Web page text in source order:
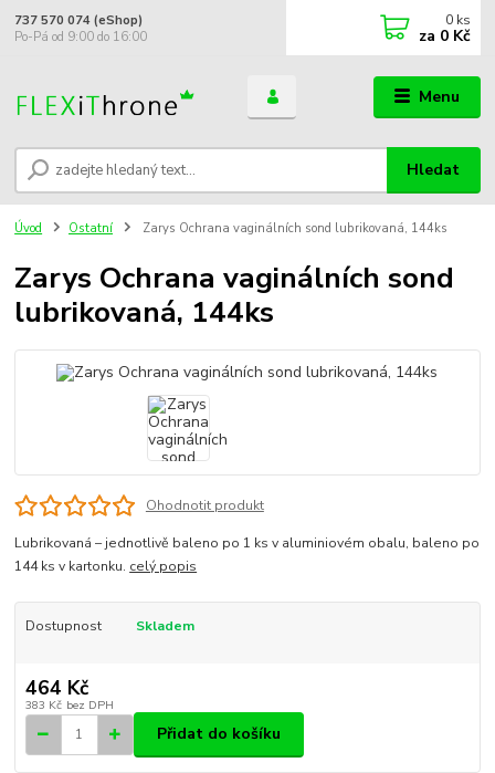
Menu
Hledat
737 570 074 (eShop)
Po-Pá od 9:00 do 16:00
0 ks
za 0 Kč
Úvod Ostatní Zarys Ochrana vaginálních sond lubrikovaná, 144ks
Zarys Ochrana vaginálních sond
lubrikovaná, 144ks
Ohodnotit produkt
Lubrikovaná – jednotlivě baleno po 1 ks v aluminiovém obalu, baleno po
144 ks v kartonku. celý popis
Dostupnost Skladem
464 Kč
383 Kč bez DPH
Přidat do košíku